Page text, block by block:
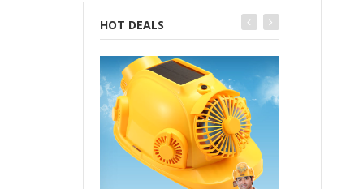
HOT DEALS